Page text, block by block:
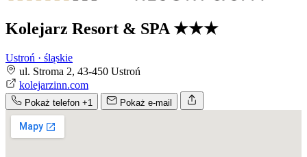
Kolejarz Resort & SPA ★★★
Ustroń · śląskie
ul. Stroma 2, 43-450 Ustroń
kolejarzinn.com
Pokaż telefon +1 Pokaż e-mail